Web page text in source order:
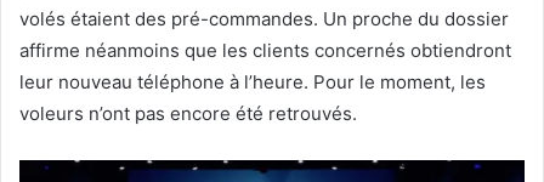
volés étaient des pré-commandes. Un proche du dossier
affirme néanmoins que les clients concernés obtiendront
leur nouveau téléphone à l’heure. Pour le moment, les
voleurs n’ont pas encore été retrouvés.